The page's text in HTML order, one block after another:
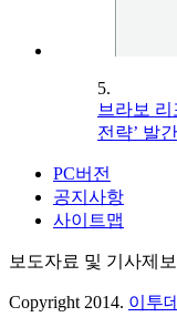
5.
브라보 리
전략’ 발간
PC버전
공지사항
사이트맵
보도자료 및 기사제보
Copyright 2014. 이투